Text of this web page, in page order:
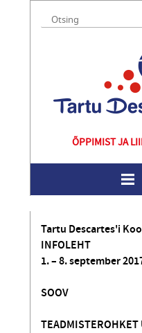
ÕPPIMIST JA
Tartu Descartes'i
INFOLEHT
1. – 8. september
SOOV
TEADMISTEROHKET